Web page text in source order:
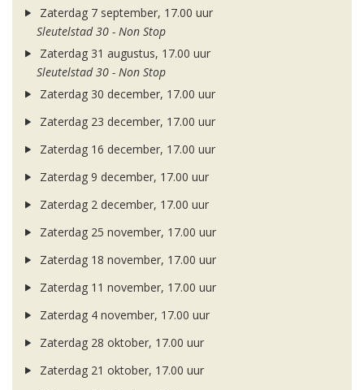
Zaterdag 7 september, 17.00 uur
Sleutelstad 30 - Non Stop
Zaterdag 31 augustus, 17.00 uur
Sleutelstad 30 - Non Stop
Zaterdag 30 december, 17.00 uur
Zaterdag 23 december, 17.00 uur
Zaterdag 16 december, 17.00 uur
Zaterdag 9 december, 17.00 uur
Zaterdag 2 december, 17.00 uur
Zaterdag 25 november, 17.00 uur
Zaterdag 18 november, 17.00 uur
Zaterdag 11 november, 17.00 uur
Zaterdag 4 november, 17.00 uur
Zaterdag 28 oktober, 17.00 uur
Zaterdag 21 oktober, 17.00 uur